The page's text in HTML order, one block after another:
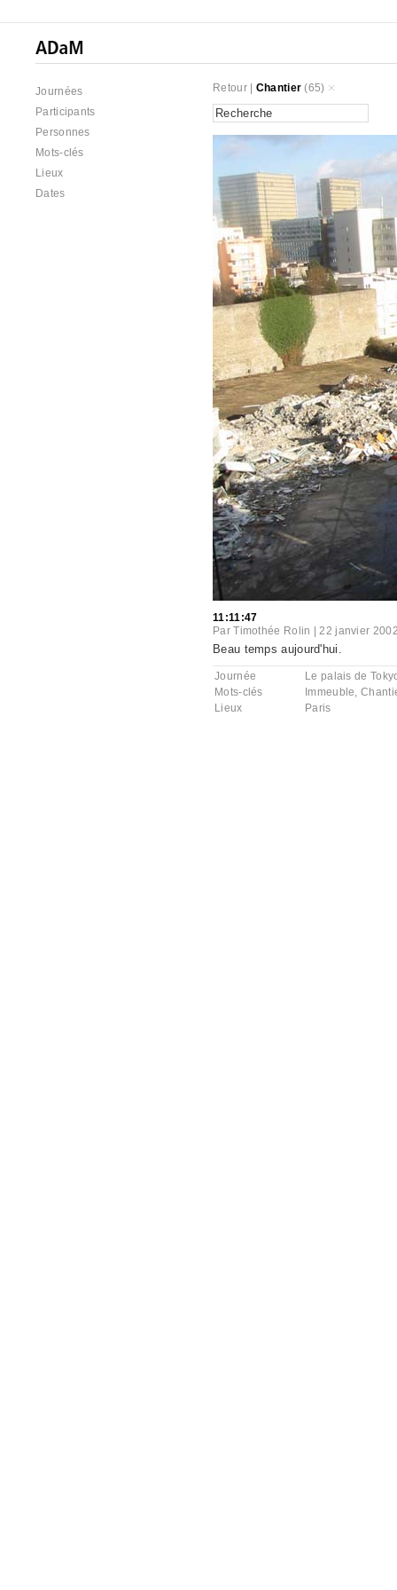
Journées
Participants
Personnes
Mots-clés
Lieux
Dates
Retour| Chantier (65)
11:11:47
ParTimothée Rolin |22 janvier
Beau temps aujourd'hui.
Journée
Le palais de
Mots-clés
Immeuble,
Lieux
Paris